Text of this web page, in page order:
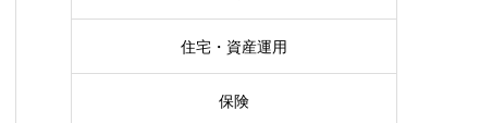
住宅・資産運用
保険